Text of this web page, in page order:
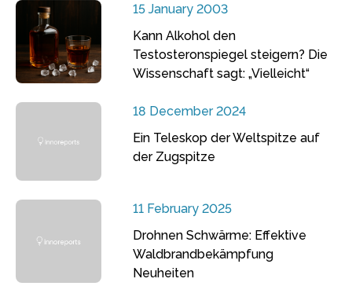
15 January 2003
Kann Alkohol den
Testosteronspiegel steigern? Die
Wissenschaft sagt: „Vielleicht“
18 December 2024
Ein Teleskop der Weltspitze auf
der Zugspitze
11 February 2025
Drohnen Schwärme: Effektive
Waldbrandbekämpfung
Neuheiten